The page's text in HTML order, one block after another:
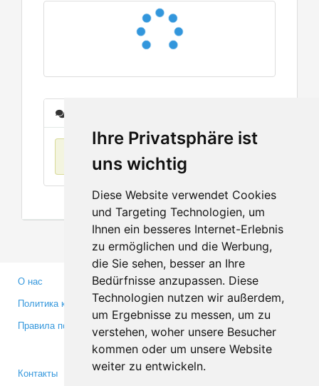
Ihre Privatsphäre ist
uns wichtig
Diese Website verwendet Cookies
und Targeting Technologien, um
Ihnen ein besseres Internet-Erlebnis
zu ermöglichen und die Werbung,
die Sie sehen, besser an Ihre
Bedürfnisse anzupassen. Diese
Technologien nutzen wir außerdem,
um Ergebnisse zu messen, um zu
verstehen, woher unsere Besucher
kommen oder um unsere Website
weiter zu entwickeln.
О нас
Политика конфиденциальности
Правила пользования
Партнерам
Инвесторам
Медиа
Контакты
Facebook